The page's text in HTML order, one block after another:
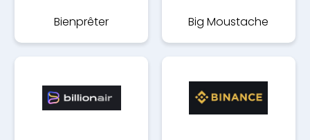
Bienprêter Big Moustache